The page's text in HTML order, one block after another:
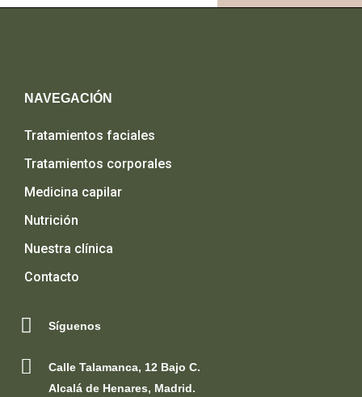
NAVEGACIÓN
Tratamientos faciales
Tratamientos corporales
Medicina capilar
Nutrición
Nuestra clínica
Contacto
Síguenos
Calle Talamanca, 12 Bajo C.
Alcalá de Henares, Madrid.